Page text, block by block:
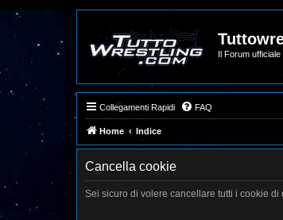
Il Forum
Collegamenti Rapidi FAQ
Home Indice
Cancella cookie
Sei sicuro di volere cancellare tutti i cookie di